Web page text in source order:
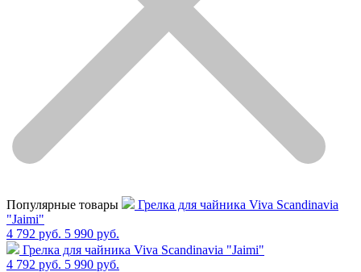
Популярные товары
Грелка для чайника Viva Scandinavia
"Jaimi"
4 792 руб. 5 990 руб.
Грелка для чайника Viva Scandinavia "Jaimi"
4 792 руб. 5 990 руб.